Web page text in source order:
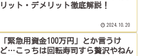
リット・デメリット徹底解説！
2024.10.20
「緊急用資金100万円」とか言うけ
ど…こっちは回転寿司すら贅沢やねん